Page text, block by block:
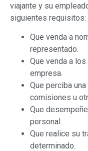
viajante y su
siguientes requisitos:
Que venda a
representado.
Que venda a
empresa.
Que perciba
comisiones u
Que
personal.
Que realice su
determinado.